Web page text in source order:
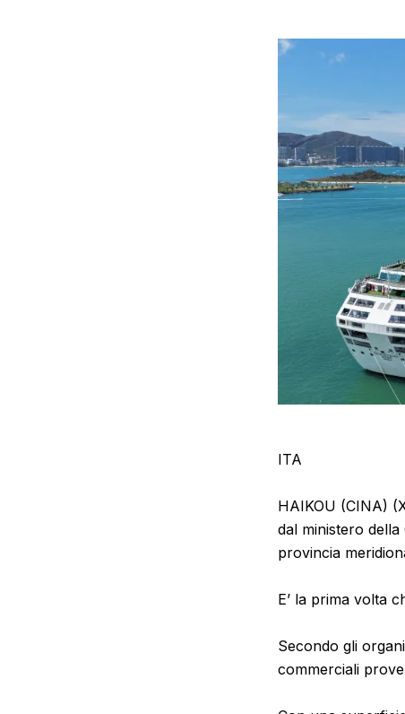
ITA
HAIKOU (CINA)
dal ministero
provincia
E’ la prima volta
Secondo gli
commerciali